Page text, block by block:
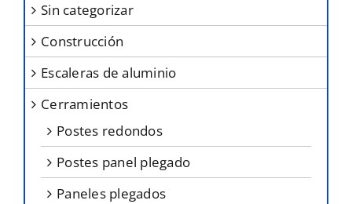
en
la
página
de
producto
sin categorizar
construcción
escaleras de aluminio
cerramientos
postes redondos
postes panel plegado
paneles plegados